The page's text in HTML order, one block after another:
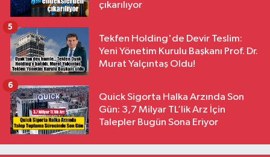
çıkarılıyor
Tekfen Holding'de Devir Teslim:
Yeni Yönetim Kurulu Başkanı Prof. Dr.
Murat Yalçıntaş Oldu!
5
Quick Sigorta Halka Arzında Son
Gün: 3,7 Milyar TL’lik Arz İçin
Talepler Bugün Sona Eriyor
6